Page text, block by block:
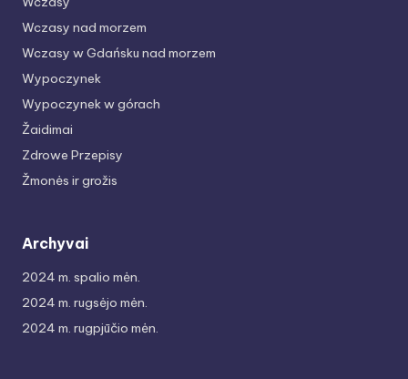
Wczasy nad morzem
Wczasy w Gdańsku nad morzem
Wypoczynek
Wypoczynek w górach
Žaidimai
Zdrowe Przepisy
Žmonės ir grožis
Archyvai
2024 m. spalio mėn.
2024 m. rugsėjo mėn.
2024 m. rugpjūčio mėn.